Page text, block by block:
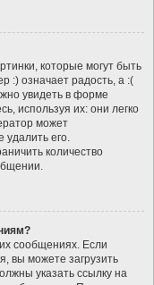
которые могут быть
:) означает радость, а :(
увидеть в форме
используя их: они легко
может
его.
количество
сообщениях. Если
вы можете загрузить
указать ссылку на